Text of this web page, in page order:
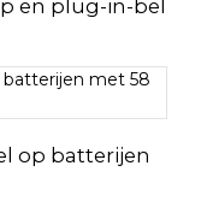
en plug-in-bel
op batterijen